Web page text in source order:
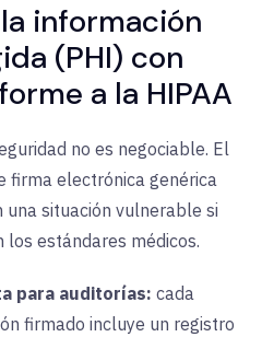
información
(PHI) con
a la HIPAA
no es negociable. El
firma electrónica genérica
situación vulnerable si
los estándares médicos.
para auditorías: cada
firmado incluye un registro